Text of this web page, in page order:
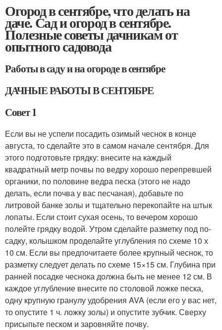
Огород в сентябре, что делать на
даче. Сад и огород в сентябре.
Полезные советы дачникам от
опытного садовода
Работы в саду и на огороде в сентябре
ДАЧНЫЕ РАБОТЫ В СЕНТЯБРЕ
Совет 1
Если вы не успели посадить озимый чеснок в конце
августа, то сделайте это в самом начале сентября. Для
этого подготовьте грядку: внесите на каждый
квадратный метр почвы по ведру хорошо перепревшей
органики, по половине ведра песка (этого не надо
делать, если почва у вас песчаная), добавьте по
литровой банке золы и тщательно перекопайте на штык
лопаты. Если стоит сухая осень, то вечером хорошо
полейте грядку водой. Утром сделайте разметку под по­
садку, колышком проделайте углубления по схеме 10 х
10 см. Если вы предпочитаете более крупный чеснок, то
разметку следует делать по схеме 15×15 см. Глубина при
ранней посадке чеснока должна быть не менее 12 см. В
каждое углубление внесите по столовой ложке песка,
одну крупную гранулу удобрения AVA (если его у вас нет,
то опустите 1 ч. ложку золы) и опустите зубчик. Сверху
присыпьте песком и заровняйте почву.